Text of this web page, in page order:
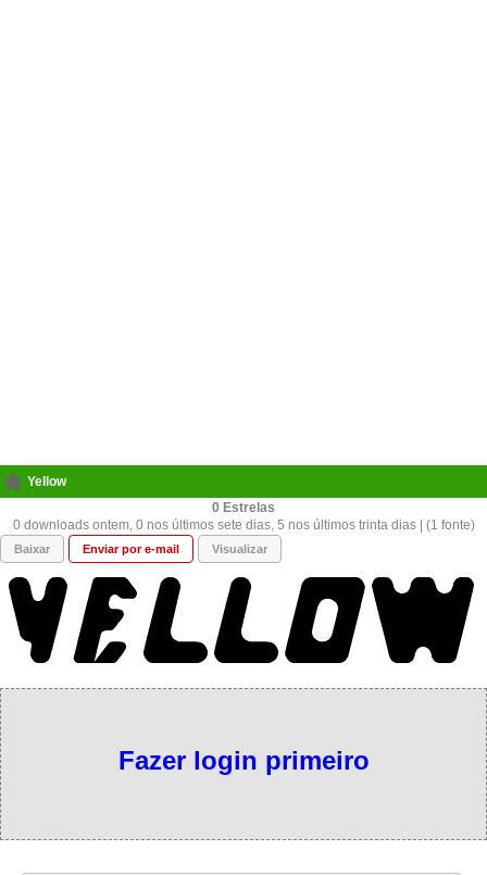
Yellow
0
0 downloads ontem, 0 nos últimos sete dias, 5 nos últimos trinta dias | (1 fonte)
Baixar Enviar por e-mail Visualizar
Fazer login primeiro